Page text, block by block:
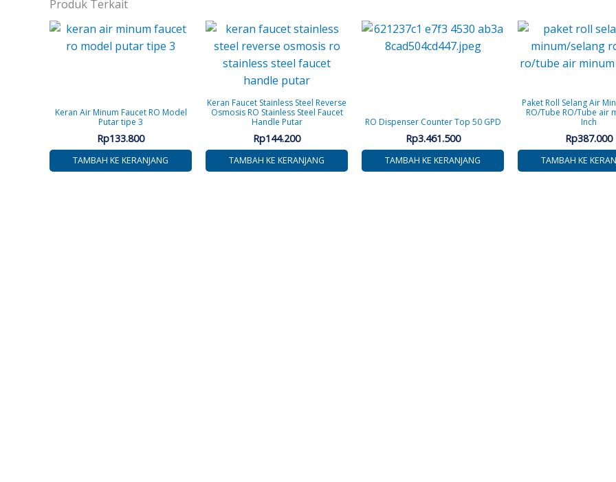
Produk Terkait
Keran Air Minum Faucet RO Model
Putar tipe 3
Rp133.800
TAMBAH KE KERANJANG
Keran Faucet Stainless Steel Reverse
Osmosis RO Stainless Steel Faucet
Handle Putar
Rp144.200
TAMBAH KE KERANJANG
RO Dispenser Counter Top 50 GPD
Rp3.461.500
TAMBAH KE KERANJANG
Paket Roll Selang Air
RO/Tube RO/Tube air
Inch
Rp387.000
TAMBAH KE